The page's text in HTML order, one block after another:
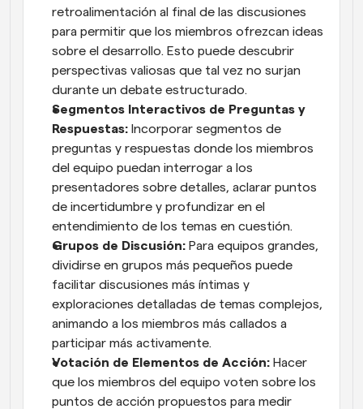
retroalimentación al final de las discusiones
para permitir que los miembros ofrezcan ideas
sobre el desarrollo. Esto puede descubrir
perspectivas valiosas que tal vez no surjan
durante un debate estructurado.
Segmentos Interactivos de Preguntas y
Respuestas: Incorporar segmentos de
preguntas y respuestas donde los miembros
del equipo puedan interrogar a los
presentadores sobre detalles, aclarar puntos
de incertidumbre y profundizar en el
entendimiento de los temas en cuestión.
Grupos de Discusión: Para equipos grandes,
dividirse en grupos más pequeños puede
facilitar discusiones más íntimas y
exploraciones detalladas de temas complejos,
animando a los miembros más callados a
participar más activamente.
Votación de Elementos de Acción: Hacer
que los miembros del equipo voten sobre los
puntos de acción propuestos para medir